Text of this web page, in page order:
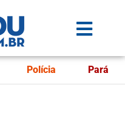
Polícia Pará